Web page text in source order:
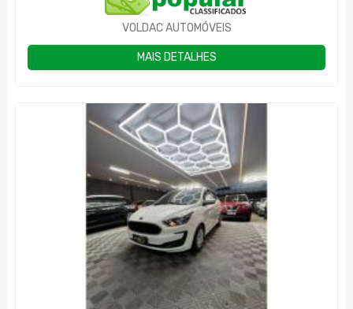
VOLDAC AUTOMÓVEIS
MAIS DETALHES